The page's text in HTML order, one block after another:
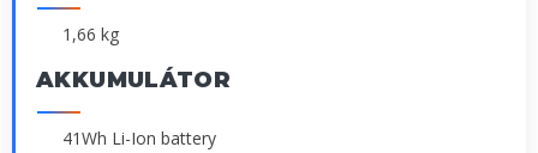
1,66 kg
AKKUMULÁTOR
41Wh Li-Ion battery